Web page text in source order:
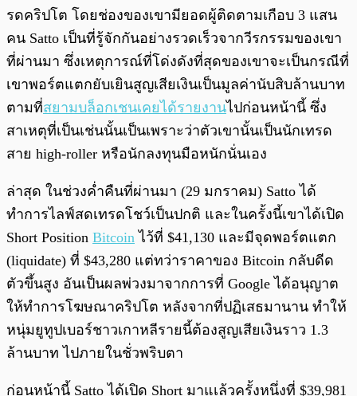
รดคริปโต โดยช่องของเขามียอดผู้ติดตามเกือบ 3 แสน
คน Satto เป็นที่รู้จักกันอย่างรวดเร็วจากวีรกรรมของเขา
ที่ผ่านมา ซึ่งเหตุการณ์ที่โด่งดังที่สุดของเขาจะเป็นกรณีที่
เขาพอร์ตแตกยับเยินสูญเสียเงินเป็นมูลค่านับสิบล้านบาท
ตามที่สยามบล็อกเชนเคยได้รายงานไปก่อนหน้านี้ ซึ่ง
สาเหตุที่เป็นเช่นนั้นเป็นเพราะว่าตัวเขานั้นเป็นนักเทรด
สาย high-roller หรือนักลงทุนมือหนักนั่นเอง
ล่าสุด ในช่วงค่ำคืนที่ผ่านมา (29 มกราคม) Satto ได้
ทำการไลฟ์สดเทรดโชว์เป็นปกติ และในครั้งนี้เขาได้เปิด​
Short​ Position Bitcoin ​ ไว้ที่ $41,130 และมีจุดพอร์ตแตก
(liquidate) ที่ $43,280 แต่ทว่าราคาของ Bitcoin กลับดีด
ตัวขึ้นสูง อันเป็นผลพ่วงมาจากการที่ Google ได้อนุญาต
ให้ทำการโฆษณาคริปโต หลังจากที่ปฏิเสธมานาน ทำให้
หนุ่มยูทูปเบอร์ชาวเกาหลีรายนี้ต้องสูญเสียเงินราว 1.3
ล้านบาท ไปภายในชั่วพริบตา
ก่อนหน้านี้ Satto ได้เปิด Short มาแเล้วครั้งหนึ่งที่ $39,981